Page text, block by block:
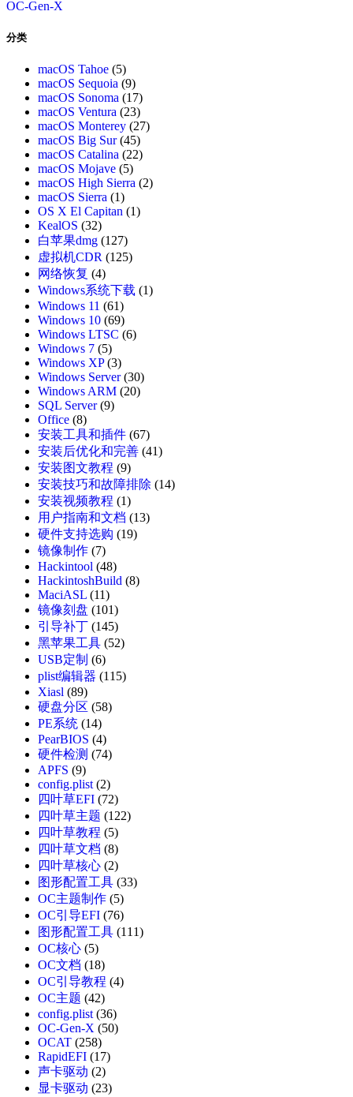
OC-Gen-X
分类
macOS Tahoe (5)
macOS Sequoia (9)
macOS Sonoma (17)
macOS Ventura (23)
macOS Monterey (27)
macOS Big Sur(45)
macOS Catalina (22)
macOS Mojave (5)
macOS High Sierra (2)
macOS Sierra (1)
OS X El Capitan (1)
KealOS (32)
白苹果dmg (127)
虚拟机CDR (125)
网络恢复 (4)
Windows系统下载 (1)
Windows 11 (61)
Windows 10 (69)
Windows LTSC (6)
Windows 7 (5)
Windows XP(3)
Windows Server(30)
Windows ARM (20)
SQL Server(9)
Office (8)
安装工具和插件 (67)
安装后优化和完善 (41)
安装图文教程 (9)
安装技巧和故障排除 (14)
安装视频教程 (1)
用户指南和文档 (13)
硬件支持选购 (19)
镜像制作 (7)
Hackintool (48)
HackintoshBuild (8)
MaciASL (11)
镜像刻盘 (101)
引导补丁 (145)
黑苹果工具 (52)
USB定制 (6)
plist编辑器 (115)
Xiasl (89)
硬盘分区 (58)
PE系统 (14)
PearBIOS (4)
硬件检测 (74)
APFS (9)
config.plist(2)
四叶草EFI (72)
四叶草主题 (122)
四叶草教程 (5)
四叶草文档 (8)
四叶草核心 (2)
图形配置工具 (33)
OC主题制作 (5)
OC引导EFI (76)
图形配置工具 (111)
OC核心 (5)
OC文档 (18)
OC引导教程 (4)
OC主题 (42)
config.plist(36)
OC-Gen-X (50)
OCAT (258)
RapidEFI (17)
声卡驱动 (2)
显卡驱动 (23)